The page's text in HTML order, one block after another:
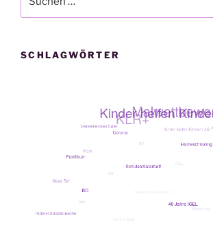
nach:
SCHLAGWÖRTER